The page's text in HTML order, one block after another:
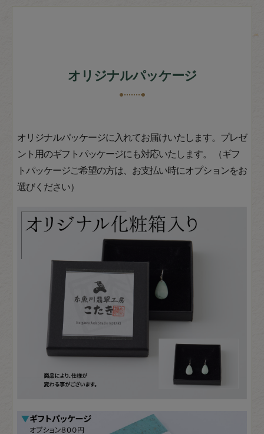
オリジナルパッケージ
オリジナルパッケージに入れてお届けいたします。プレゼ
ント用のギフトパッケージにも対応いたします。 （ギフ
トパッケージご希望の方は、お支払い時にオプションをお
選びください）